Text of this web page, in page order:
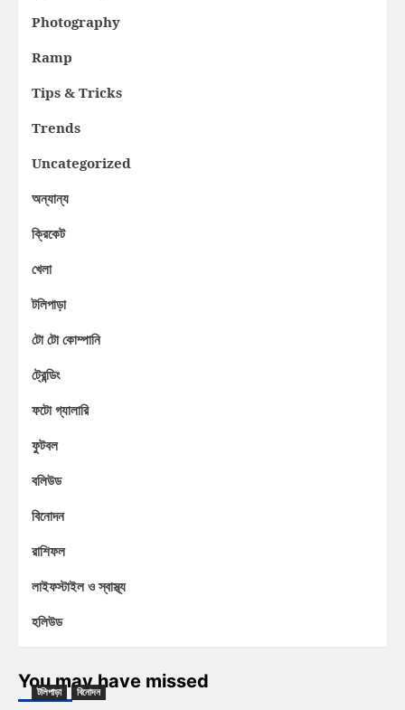
Photography
Ramp
Tips & Tricks
Trends
Uncategorized
অন্যান্য
ক্রিকেট
খেলা
টলিপাড়া
টো টো কোম্পানি
ট্রেন্ডিং
ফটো গ্যালারি
ফুটবল
বলিউড
বিনোদন
রাশিফল
লাইফস্টাইল ও স্বাস্থ্য
হলিউড
You may have missed
টলিপাড়া বিনোদন